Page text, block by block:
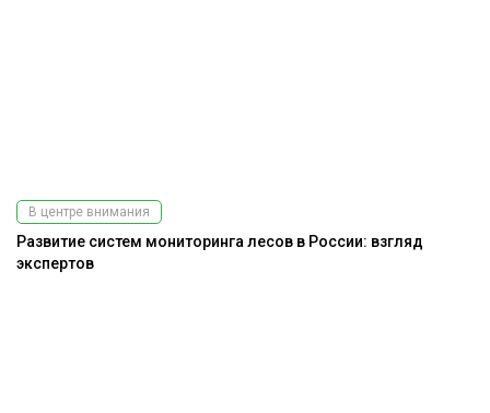
В центре внимания
Развитие систем мониторинга лесов в России: взгляд
экспертов